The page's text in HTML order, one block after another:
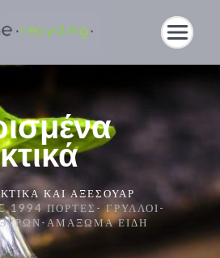
ΚΑΙ ΑΞΕΣΟΥΆΡ
1994 ΠΌΡΤΕΣ- ΓΡΎΛΛΟΙ-
ΑΜΆΞΩΜΑ ΕΊΔΗ